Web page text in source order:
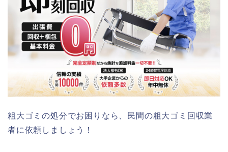
粗大ゴミの処分でお困りなら、民間の粗大ゴミ回収業
者に依頼しましょう！